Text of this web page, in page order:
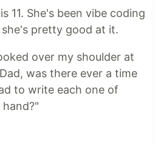
11. She's been vibe coding
pretty good at it.
over my shoulder at
was there ever a time
to write each one of